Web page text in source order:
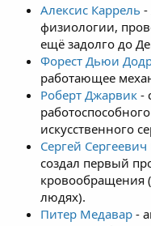
Алексис Каррель -
физиологии,
ещё задолго до
Форест Дьюи
работающее
Роберт Джарвик -
искусственного
Сергей
создал первый
кровообращения
людях).
Питер Медавар -